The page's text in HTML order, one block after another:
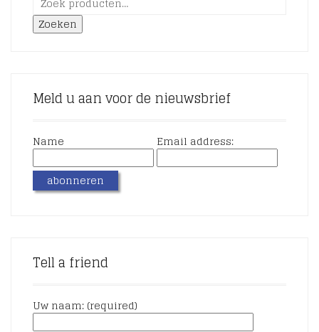
Zoeken
Meld u aan voor de nieuwsbrief
Name Email address:
Tell a friend
Uw naam: (required)